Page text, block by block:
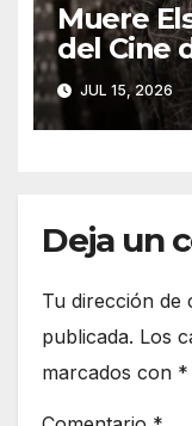
Muere
del Cine
JUL 15, 2026
Deja un
Tu dirección
publicada. Los
marcados con *